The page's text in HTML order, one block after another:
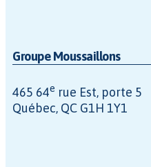
Groupe Moussaillons
465 64e rue Est, porte 5
Québec, QC G1H 1Y1